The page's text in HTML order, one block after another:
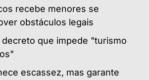
recebe menores se
obstáculos legais
decreto que impede "turismo
escassez, mas garante